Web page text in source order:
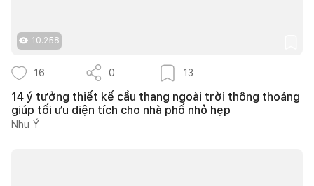
10.258
16 0 13
14 ý tưởng thiết kế cầu thang ngoài trời thông thoáng
giúp tối ưu diện tích cho nhà phố nhỏ hẹp
Như Ý